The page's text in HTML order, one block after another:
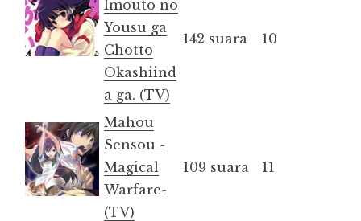
Imouto no
Yousu ga
Chotto
Okashiind
a ga. (TV)
142 suara 10
Mahou
Sensou -
Magical
Warfare-
(TV)
109 suara 11